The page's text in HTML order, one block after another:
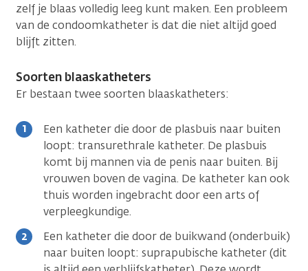
zelf je blaas volledig leeg kunt maken. Een probleem
van de condoomkatheter is dat die niet altijd goed
blijft zitten.
Soorten blaaskatheters
Er bestaan twee soorten blaaskatheters:
Een katheter die door de plasbuis naar buiten
loopt: transurethrale katheter. De plasbuis
komt bij mannen via de penis naar buiten. Bij
vrouwen boven de vagina. De katheter kan ook
thuis worden ingebracht door een arts of
verpleegkundige.
Een katheter die door de buikwand (onderbuik)
naar buiten loopt: suprapubische katheter (dit